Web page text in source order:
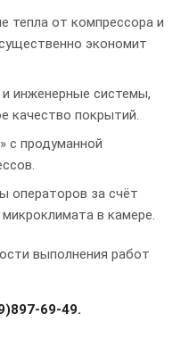
тепла от компрессора и
экономит
инженерные системы,
качество покрытий.
с продуманной
операторов за счёт
в камере.
выполнения работ
69-49.